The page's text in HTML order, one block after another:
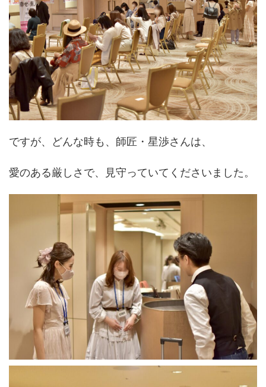
ですが、どんな時も、師匠・星渉さんは、
愛のある厳しさで、見守っていてくださいました。